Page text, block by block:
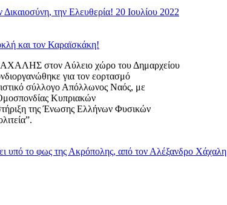
την Ελευθερία! 20 Ιουλίου 2022
και τον Καραϊσκάκη!
στον Αύλειο χώρο του Δημαρχείου
για τον εορτασμό
σύλλογο Απόλλωνος Ναός, με
Κυπριακών
της Ένωσης Ελλήνων Φυσικών
το φως της Ακρόπολης, από τον Αλέξανδρο Χάχαλη